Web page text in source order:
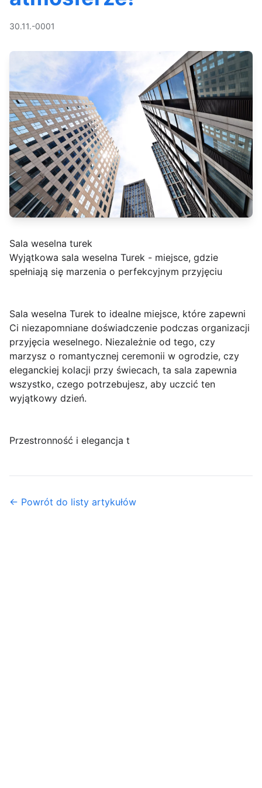
30.11.-0001
Sala weselna turek
Wyjątkowa sala weselna Turek - miejsce, gdzie
spełniają się marzenia o perfekcyjnym przyjęciu
Sala weselna Turek to idealne miejsce, które zapewni
Ci niezapomniane doświadczenie podczas organizacji
przyjęcia weselnego. Niezależnie od tego, czy
marzysz o romantycznej ceremonii w ogrodzie, czy
eleganckiej kolacji przy świecach, ta sala zapewnia
wszystko, czego potrzebujesz, aby uczcić ten
wyjątkowy dzień.
Przestronność i elegancja t
← Powrót do listy artykułów